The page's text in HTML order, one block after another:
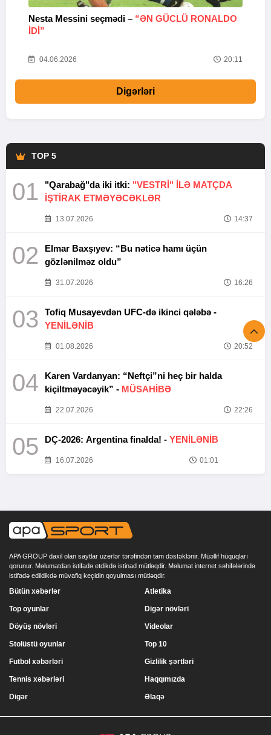
Nesta Messini seçmədi – “ƏN GÜCLÜ RONALDO
IDI”
04.06.2026 20:11
Digərləri
TOP 5
01 "Qarabağ"da iki itki: "VESTRİ" İLƏ MATÇDA
İŞTİRAK ETMƏYƏCƏKLƏR
13.07.2026 14:37
02
Elmar Baxşıyev: “Bu nəticə hamı üçün
gözlənilməz oldu”
31.07.2026 16:26
03
Tofiq Musayevdən UFC-də ikinci qələbə -
YENİLƏNİB
01.08.2026 20:52
04
Karen Vardanyan: “Neftçi”ni heç bir halda
kiçiltməyəcəyik” - MÜSAHİBƏ
22.07.2026 22:26
05 DÇ-2026: Argentina finalda! - YENİLƏNİB
16.07.2026 01:01
APA GROUP daxil olan saytlar uzerlər tərəfindən tam dəstəklənir. Müəllif hüquqları
qorunur. Məlumatdan istifadə etdikdə istinad mütləqdir. Məlumat internet səhifələrində
istifadə edildikdə müvafiq keçidin qoyulması mütləqdir.
Bütün xəbərlər
Top oyunlar
Döyüş növləri
Stolüstü oyunlar
Atletika
Digər növləri
Videolar
Top 10
Futbol xəbərləri
Tennis xəbərləri
Digər
Gizlilik şərtləri
Haqqımızda
Əlaqə